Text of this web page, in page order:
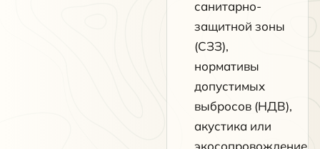
санитарно-
защитной зоны
(СЗЗ),
нормативы
допустимых
выбросов (НДВ),
акустика или
экосопровождение